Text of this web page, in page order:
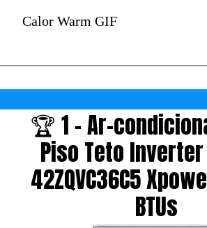
Calor Warm GIF
🏆 1 - Ar-
Piso Teto
42ZQVC36C5
BTUs